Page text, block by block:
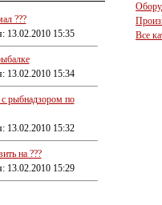
???
13.02.2010 15:35
13.02.2010 15:34
с рыбнадзором по
13.02.2010 15:32
на ???
13.02.2010 15:29
Все